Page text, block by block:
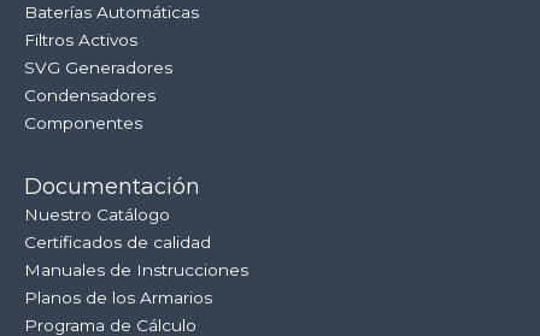
Baterías Automáticas
Filtros Activos
SVG Generadores
Condensadores
Componentes
Documentación
Nuestro Catálogo
Certificados de calidad
Manuales de Instrucciones
Planos de los Armarios
Programa de Cálculo